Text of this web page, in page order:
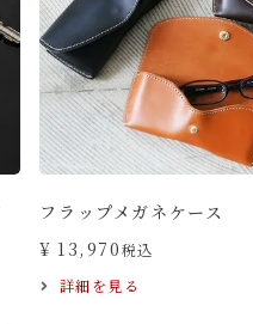
フラップメガネケース
¥ 13,970税込
詳細を見る